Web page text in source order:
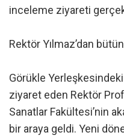
inceleme ziyareti
Rektör Yılmaz’dan
Görükle
ziyaret eden Rektör
Sanatlar Fakültesi’nin
bir araya geldi. Yeni